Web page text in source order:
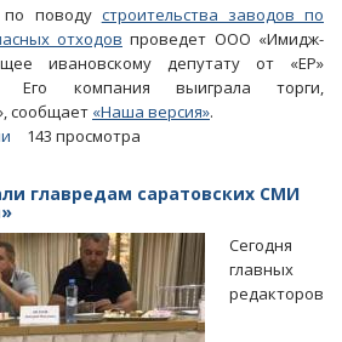
по поводу строительства заводов по
отходов проведет ООО «Имидж-
ивановскому депутату от «ЕР»
Его компания выиграла торги,
сообщает «Наша версия».
143 просмотра
главредам саратовских СМИ
Сегодня
главных
редакторов